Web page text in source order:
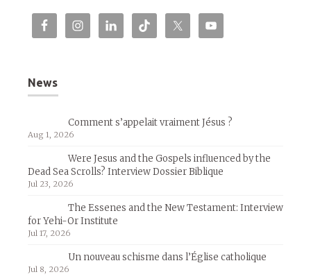
News
Comment s’appelait vraiment Jésus ?
Aug 1, 2026
Were Jesus and the Gospels influenced by the
Dead Sea Scrolls? Interview Dossier Biblique
Jul 23, 2026
The Essenes and the New Testament: Interview
for Yehi-Or Institute
Jul 17, 2026
Un nouveau schisme dans l’Église catholique
Jul 8, 2026